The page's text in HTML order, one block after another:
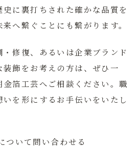
に裏打ちされた確かな品質を
へ繋ぐことにも繋がります。
修復、あるいは企業ブランド
飾をお考えの方は、ぜひ一
箔工芸へご相談ください。職
を形にするお手伝いをいたし
ついて問い合わせる